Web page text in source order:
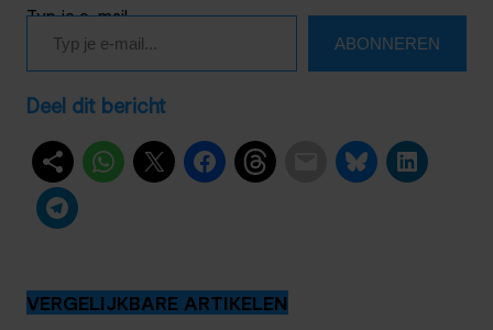
Typ je e-mail…
ABONNEREN
Deel dit bericht
VERGELIJKBARE ARTIKELEN